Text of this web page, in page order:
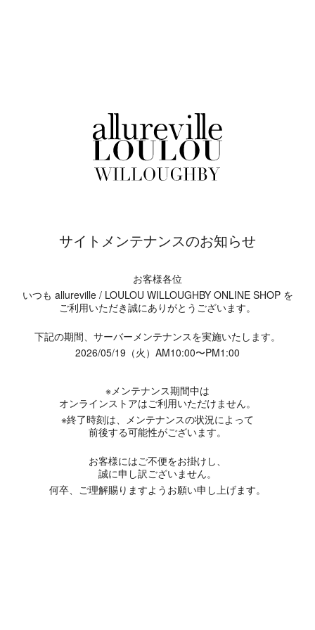
サイトメンテナンスのお知らせ
お客様各位
いつも allureville / LOULOU WILLOUGHBY ONLINE SHOP を
ご利用いただき誠にありがとうございます。
下記の期間、サーバーメンテナンスを実施いたします。
2026/05/19（火）AM10:00〜PM1:00
※メンテナンス期間中は
オンラインストアはご利用いただけません。
※終了時刻は、メンテナンスの状況によって
前後する可能性がございます。
お客様にはご不便をお掛けし、
誠に申し訳ございません。
何卒、ご理解賜りますようお願い申し上げます。